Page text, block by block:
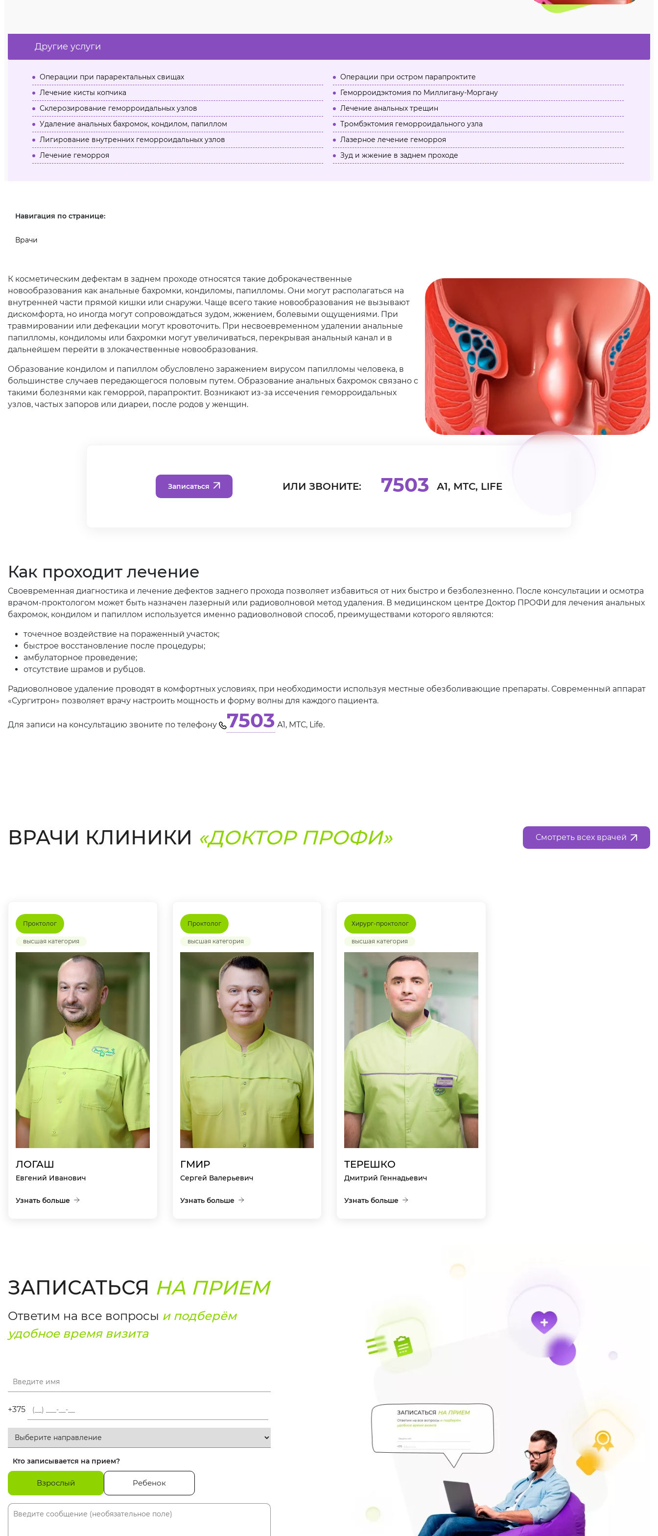
К косметическим дефектам в заднем проходе относятся такие доброкачественные
новообразования как анальные бахромки, кондиломы, папилломы. Они могут располагаться на
внутренней части прямой кишки или снаружи. Чаще всего такие новообразования не вызывают
дискомфорта, но иногда могут сопровождаться зудом, жжением, болевыми ощущениями. При
травмировании или дефекации могут кровоточить. При несвоевременном удалении анальные
папилломы, кондиломы или бахромки могут увеличиваться, перекрывая анальный канал и в
дальнейшем перейти в злокачественные новообразования.
Образование кондилом и папиллом обусловлено заражением вирусом папилломы человека, в
большинстве случаев передающегося половым путем. Образование анальных бахромок связано с
такими болезнями как геморрой, парапроктит. Возникают из-за иссечения геморроидальных
узлов, частых запоров или диареи, после родов у женщин.
Записаться ИЛИ ЗВОНИТЕ: 7503 А1, МТС, LIFE
Как проходит лечение
Своевременная диагностика и лечение дефектов заднего прохода позволяет избавиться от них быстро и безболезненно. После консультации и осмотра
врачом-проктологом может быть назначен лазерный или радиоволновой метод удаления. В медицинском центре Доктор ПРОФИ для лечения анальных
бахромок, кондилом и папиллом используется именно радиоволновой способ, преимуществами которого являются:
точечное воздействие на пораженный участок;
быстрое восстановление после процедуры;
амбулаторное проведение;
отсутствие шрамов и рубцов.
Радиоволновое удаление проводят в комфортных условиях, при необходимости используя местные обезболивающие препараты. Современный аппарат
«Сургитрон» позволяет врачу настроить мощность и форму волны для каждого пациента.
Для записи на консультацию звоните по телефону 7503 А1, МТС, Life.
Навигация по странице:
Врачи
Другие услуги
Операции при параректальных свищах
Операции при остром парапроктите
Лечение кисты копчика
Геморроидэктомия по Миллигану-Моргану
Склерозирование геморроидальных узлов
Лечение анальных трещин
Удаление анальных бахромок, кондилом, папиллом
Тромбэктомия геморроидального узла
Лигирование внутренних геморроидальных узлов
Лазерное лечение геморроя
Лечение геморроя
Зуд и жжение в заднем проходе
ВРАЧИ КЛИНИКИ «ДОКТОР ПРОФИ» Смотреть всех врачей
Проктолог
высшая категория
ЛОГАШ
Евгений Иванович
Узнать больше
Проктолог
высшая категория
ГМИР
Сергей Валерьевич
Узнать больше
Хирург-проктолог
высшая категория
ТЕРЕШКО
Дмитрий Геннадьевич
Узнать больше
ЗАПИСАТЬСЯ НА ПРИЕМ
Ответим на все вопросы и подберём
удобное время визита
+375
Кто записывается на прием?
Взрослый Ребенок